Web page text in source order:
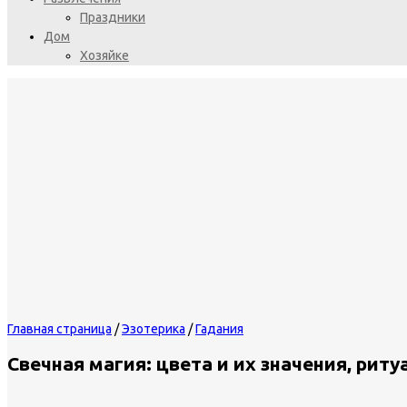
Праздники
Дом
Хозяйке
Главная страница /Эзотерика /Гадания
Свечная магия: цвета и их значения,